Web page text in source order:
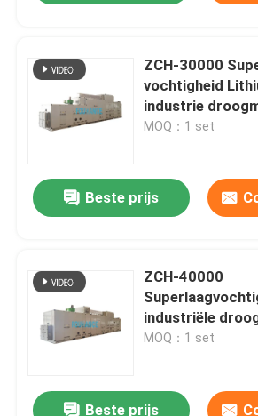
Huis
Producten
ZCH-30000
vochtigheid
industrie
ontvochtiger DP
MOQ：1 set
Beste prijs
ZCH-40000
industriële
MOQ：1 set
Beste prijs